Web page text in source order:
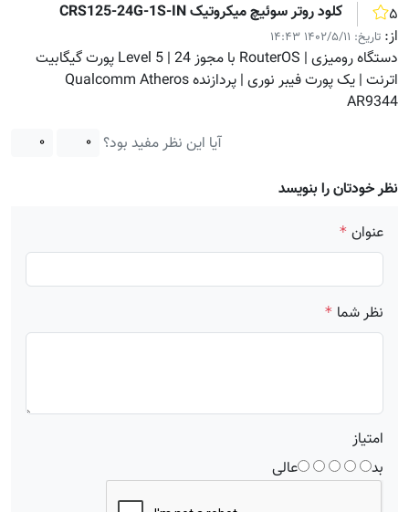
۵
کلود روتر سوئیچ میکروتیک CRS125-24G-1S-IN
از: تاریخ: ۱۴۰۲/۵/۱۱ ۱۴:۴۳
دستگاه رومیزی | RouterOS با مجوز Level 5 | 24 پورت گیگابیت
اترنت | یک پورت فیبر نوری | پردازنده Qualcomm Atheros
AR9344
آیا این نظر مفید بود؟
۰ ۰
نظر خودتان را بنویسد
عنوان *
نظر شما *
امتیاز
بد
عالی